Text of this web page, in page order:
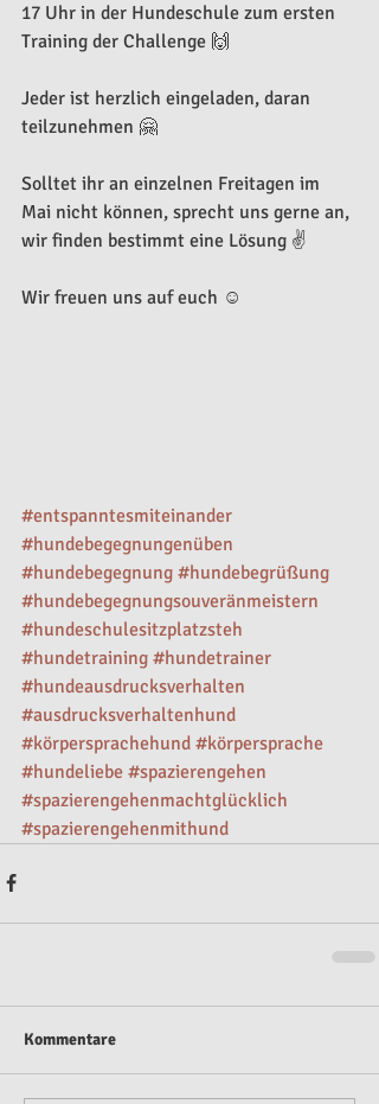
17 Uhr in der Hundeschule zum ersten
Training der Challenge 🙌
Jeder ist herzlich eingeladen, daran
teilzunehmen 🤗
Solltet ihr an einzelnen Freitagen im
Mai nicht können, sprecht uns gerne an,
wir finden bestimmt eine Lösung ✌️
Wir freuen uns auf euch ☺️
#entspanntesmiteinander
#hundebegegnungenüben
#hundebegegnung #hundebegrüßung
#hundebegegnungsouveränmeistern
#hundeschulesitzplatzsteh
#hundetraining #hundetrainer
#hundeausdrucksverhalten
#ausdrucksverhaltenhund
#körpersprachehund #körpersprache
#hundeliebe #spazierengehen
#spazierengehenmachtglücklich
#spazierengehenmithund
Kommentare